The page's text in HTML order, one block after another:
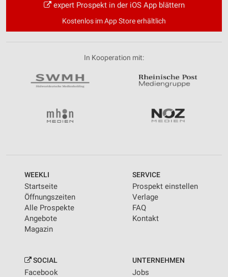
expert Prospekt in der iOS App blättern
Kostenlos im App Store erhältlich
In Kooperation mit:
WEEKLI
Startseite
Öffnungszeiten
Alle Prospekte
Angebote
Magazin
SERVICE
Prospekt einstellen
Verlage
FAQ
Kontakt
SOCIAL
Facebook
UNTERNEHMEN
Jobs